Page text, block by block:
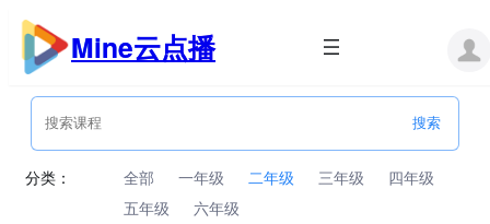
跳
内
Mine云点播
分类： 全部 一年级 二年级 三年级
四年级
五年级
六年级